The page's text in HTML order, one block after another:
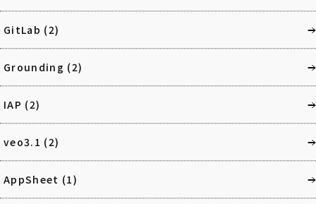
GitLab (2)
Grounding (2)
IAP (2)
veo3.1 (2)
AppSheet (1)